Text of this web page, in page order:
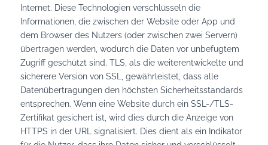
Internet. Diese Technologien verschlüsseln die
Informationen, die zwischen der Website oder App und
dem Browser des Nutzers (oder zwischen zwei Servern)
übertragen werden, wodurch die Daten vor unbefugtem
Zugriff geschützt sind. TLS, als die weiterentwickelte und
sicherere Version von SSL, gewährleistet, dass alle
Datenübertragungen den höchsten Sicherheitsstandards
entsprechen. Wenn eine Website durch ein SSL-/TLS-
Zertifikat gesichert ist, wird dies durch die Anzeige von
HTTPS in der URL signalisiert. Dies dient als ein Indikator